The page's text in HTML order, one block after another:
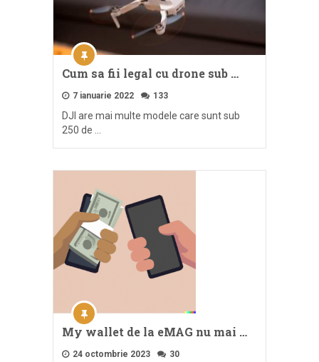
Cum sa fii legal cu drone sub …
7 ianuarie 2022 133
DJI are mai multe modele care sunt sub
250 de …
My wallet de la eMAG nu mai …
24 octombrie 2023 30